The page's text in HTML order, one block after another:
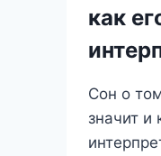
как
Сон о
значит и